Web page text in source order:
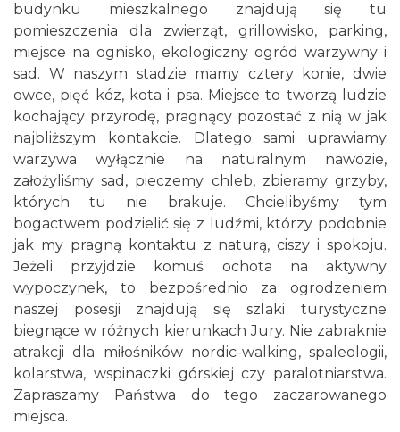
budynku mieszkalnego znajdują się tu
pomieszczenia dla zwierząt, grillowisko, parking,
miejsce na ognisko, ekologiczny ogród warzywny i
sad. W naszym stadzie mamy cztery konie, dwie
owce, pięć kóz, kota i psa. Miejsce to tworzą ludzie
kochający przyrodę, pragnący pozostać z nią w jak
najbliższym kontakcie. Dlatego sami uprawiamy
warzywa wyłącznie na naturalnym nawozie,
założyliśmy sad, pieczemy chleb, zbieramy grzyby,
których tu nie brakuje. Chcielibyśmy tym
bogactwem podzielić się z ludźmi, którzy podobnie
jak my pragną kontaktu z naturą, ciszy i spokoju.
Jeżeli przyjdzie komuś ochota na aktywny
wypoczynek, to bezpośrednio za ogrodzeniem
naszej posesji znajdują się szlaki turystyczne
biegnące w różnych kierunkach Jury. Nie zabraknie
atrakcji dla miłośników nordic-walking, spaleologii,
kolarstwa, wspinaczki górskiej czy paralotniarstwa.
Zapraszamy Państwa do tego zaczarowanego
miejsca.